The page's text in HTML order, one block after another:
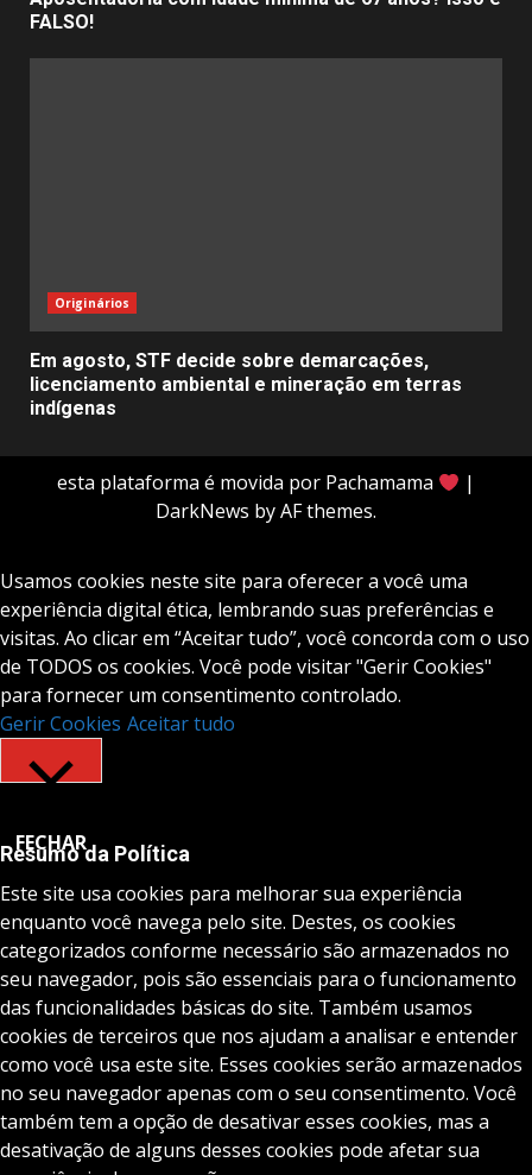
FALSO!
Originários
Em agosto, STF decide sobre demarcações,
licenciamento ambiental e mineração em terras
indígenas
esta plataforma é movida por Pachamama
|
DarkNews by AF themes.
Usamos cookies neste site para oferecer a você uma
experiência digital ética, lembrando suas preferências e
visitas. Ao clicar em “Aceitar tudo”, você concorda com o uso
de TODOS os cookies. Você pode visitar "Gerir Cookies"
para fornecer um consentimento controlado.
Gerir Cookies Aceitar tudo
FECHAR
Resumo da Política
Este site usa cookies para melhorar sua experiência
enquanto você navega pelo site. Destes, os cookies
categorizados conforme necessário são armazenados no
seu navegador, pois são essenciais para o funcionamento
das funcionalidades básicas do site. Também usamos
cookies de terceiros que nos ajudam a analisar e entender
como você usa este site. Esses cookies serão armazenados
no seu navegador apenas com o seu consentimento. Você
também tem a opção de desativar esses cookies, mas a
desativação de alguns desses cookies pode afetar sua